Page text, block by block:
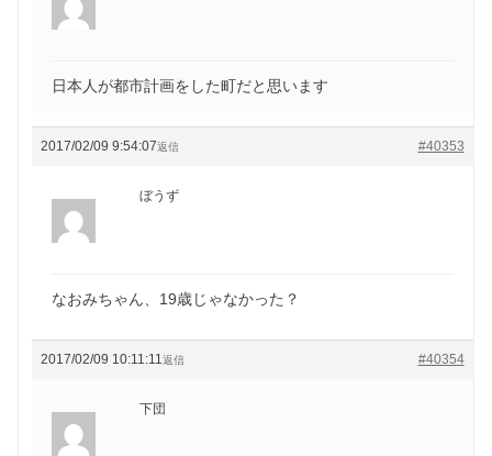
日本人が都市計画をした町だと思います
2017/02/09 9:54:07 #40353
返信
ぼうず
なおみちゃん、19歳じゃなかった？
2017/02/09 10:11:11 #40354
返信
下団